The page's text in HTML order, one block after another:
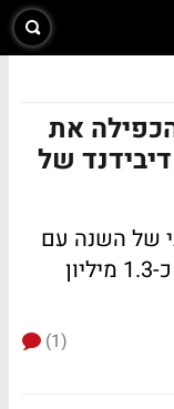
את
של
של השנה עם
רווח נקי של 5 מיליון שקל, לעומת כ-1.3 מיליון
(1)